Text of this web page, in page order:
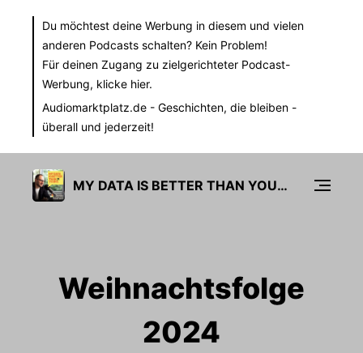
Du möchtest deine Werbung in diesem und vielen
anderen Podcasts schalten? Kein Problem!
Für deinen Zugang zu zielgerichteter Podcast-
Werbung, klicke hier.
Audiomarktplatz.de - Geschichten, die bleiben -
überall und jederzeit!
MY DATA IS BETTER THAN YOURS
Weihnachtsfolge
2024